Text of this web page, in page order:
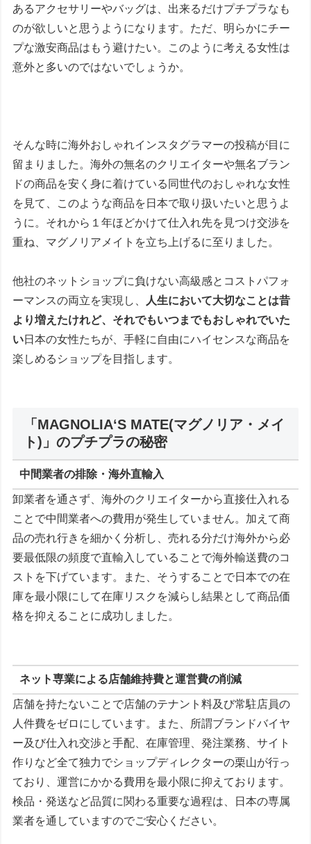
あるアクセサリーやバッグは、出来るだけプチプラなも
のが欲しいと思うようになります。ただ、明らかにチー
プな激安商品はもう避けたい。このように考える女性は
意外と多いのではないでしょうか。
そんな時に海外おしゃれインスタグラマーの投稿が目に
留まりました。海外の無名のクリエイターや無名ブラン
ドの商品を安く身に着けている同世代のおしゃれな女性
を見て、このような商品を日本で取り扱いたいと思うよ
うに。それから１年ほどかけて仕入れ先を見つけ交渉を
重ね、マグノリアメイトを立ち上げるに至りました。
他社のネットショップに負けない高級感とコストパフォ
ーマンスの両立を実現し、
人生において大切なことは昔
より増えたけれど、それでもいつまでもおしゃれでいた
い日本の女性たちが、手軽に自由にハイセンスな商品を
楽しめるショップを目指します。
「MAGNOLIA‘S MATE(マグノリア・メイ
ト)」のプチプラの秘密
中間業者の排除・海外直輸入
卸業者を通さず、海外のクリエイターから直接仕入れる
ことで中間業者への費用が発生していません。加えて商
品の売れ行きを細かく分析し、売れる分だけ海外から必
要最低限の頻度で直輸入していることで海外輸送費のコ
ストを下げています。また、そうすることで日本での在
庫を最小限にして在庫リスクを減らし結果として商品価
格を抑えることに成功しました。
ネット専業による店舗維持費と運営費の削減
店舗を持たないことで店舗のテナント料及び常駐店員の
人件費をゼロにしています。また、所謂ブランドバイヤ
ー及び仕入れ交渉と手配、在庫管理、発注業務、サイト
作りなど全て独力でショップディレクターの栗山が行っ
ており、運営にかかる費用を最小限に抑えております。
検品・発送など品質に関わる重要な過程は、日本の専属
業者を通していますのでご安心ください。